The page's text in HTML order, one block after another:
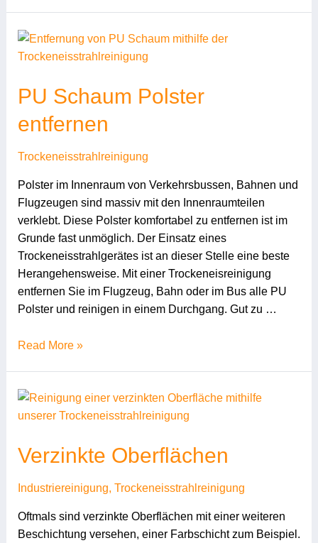
PU Schaum Polster
entfernen
Trockeneisstrahlreinigung
Polster im Innenraum von Verkehrsbussen, Bahnen und
Flugzeugen sind massiv mit den Innenraumteilen
verklebt. Diese Polster komfortabel zu entfernen ist im
Grunde fast unmöglich. Der Einsatz eines
Trockeneisstrahlgerätes ist an dieser Stelle eine beste
Herangehensweise. Mit einer Trockeneisreinigung
entfernen Sie im Flugzeug, Bahn oder im Bus alle PU
Polster und reinigen in einem Durchgang. Gut zu …
PU
Schaum
entfernen
Read More »
Verzinkte Oberflächen
Industriereinigung, Trockeneisstrahlreinigung
Oftmals sind verzinkte Oberflächen mit einer weiteren
Beschichtung versehen, einer Farbschicht zum Beispiel.